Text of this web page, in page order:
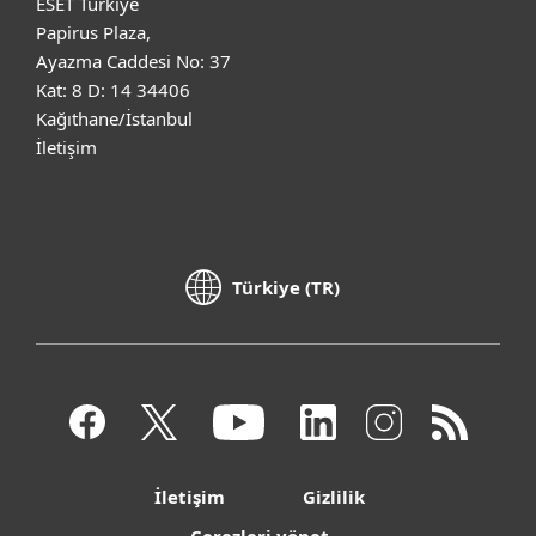
Papirus Plaza,
Ayazma Caddesi No: 37
Kat: 8 D: 14 34406
Kağıthane/İstanbul
İletişim
Türkiye (TR)
İletişim
Gizlilik